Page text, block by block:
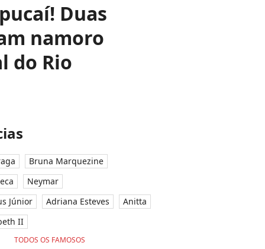
Duas
namoro
do Rio
Bruna Marquezine
Neymar
Júnior
Adriana Esteves
Anitta
II
TODOS OS FAMOSOS